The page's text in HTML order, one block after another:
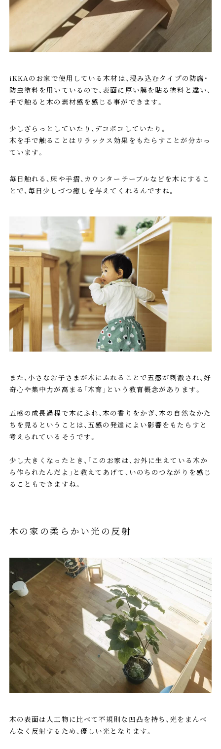
iKKAのお家で使用している木材は、浸み込むタイプの防腐・
防虫塗料を用いているので、表面に厚い膜を貼る塗料と違い、
手で触ると木の素材感を感じる事ができます。
少しざらっとしていたり、デコボコしていたり。
木を手で触ることはリラックス効果をもたらすことが分かっ
ています。
毎日触れる、床や手摺、カウンターテーブルなどを木にするこ
とで、毎日少しづつ癒しを与えてくれるんですね。
また、小さなお子さまが木にふれることで五感が刺激され、好
奇心や集中力が高まる「木育」という教育概念があります。
五感の成長過程で木にふれ、木の香りをかぎ、木の自然なかた
ちを見るということは、五感の発達によい影響をもたらすと
考えられているそうです。
少し大きくなったとき、「このお家は、お外に生えている木か
ら作られたんだよ」と教えてあげて、いのちのつながりを感じ
ることもできますね。
木の家の柔らかい光の反射
木の表面は人工物に比べて不規則な凹凸を持ち、光をまんべ
んなく反射するため、優しい光となります。